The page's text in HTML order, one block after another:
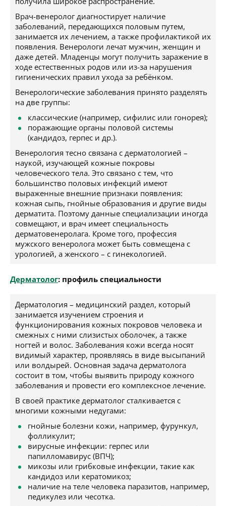
Врач-венеролог диагностирует наличие
заболеваний, передающихся половым путем,
занимается их лечением, а также профилактикой их
появления. Венерологи лечат мужчин, женщин и
даже детей. Младенцы могут получить заражение в
ходе естественных родов или из-за нарушения
гигиенических правил ухода за ребёнком.
Венерологические заболевания принято разделять
на две группы:
классические (например, сифилис или гонорея);
поражающие органы половой системы
(кандидоз, герпес и др.).
Венерология тесно связана с дерматологией –
наукой, изучающей кожные покровы
человеческого тела. Это связано с тем, что
большинство половых инфекций имеют
выраженные внешние признаки появления:
кожная сыпь, гнойные образования и другие виды
дерматита. Поэтому данные специализации иногда
совмещают, и врач имеет специальность
дерматовенеролага. Кроме того, профессия
мужского венеролога может быть совмещена с
урологией, а женского – с гинекологией.
Дерматолог: профиль специальности
Дерматология – медицинский раздел, который
занимается изучением строения и
функционирования кожных покровов человека и
смежных с ними слизистых оболочек, а также
ногтей и волос. Заболевания кожи всегда носят
видимый характер, проявляясь в виде высыпаний
или волдырей. Основная задача дерматолога
состоит в том, чтобы выявить природу кожного
заболевания и провести его комплексное лечение.
В своей практике дерматолог сталкивается с
многими кожными недугами:
гнойные болезни кожи, например, фурункул,
фолликулит;
вирусные инфекции: герпес или
папилломавирус (ВПЧ);
микозы или грибковые инфекции, такие как
кандидоз или кератомикоз;
наличие на теле человека паразитов, например,
педикулез или чесотка.